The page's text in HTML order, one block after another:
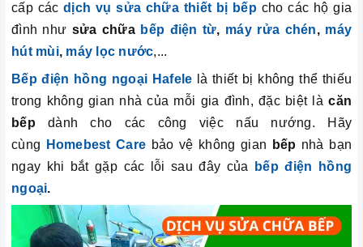
cấp các dịch vụ sửa chữa thiết bị bếp cho các hộ gia
đình như sửa chữa bếp điện từ, máy rửa chén, máy
hút mùi, máy lọc nước,...
Bếp điện hồng ngoại Hafele là thiết bị không thể thiếu
trong không gian nhà của mỗi gia đình, đặc biệt làcăn
bếpdành cho các công việc nấu nướng. Hãy
cùng
Homebest Care bảo vệ không gian bếp nhà bạn
ngay khi bắt gặp các lỗi sau đây của
bếp điện hồng
ngoại.